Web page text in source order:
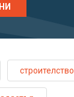
строителство